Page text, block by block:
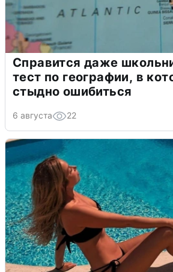
Справится даже
тест по географии, в
стыдно ошибиться
6 августа 22